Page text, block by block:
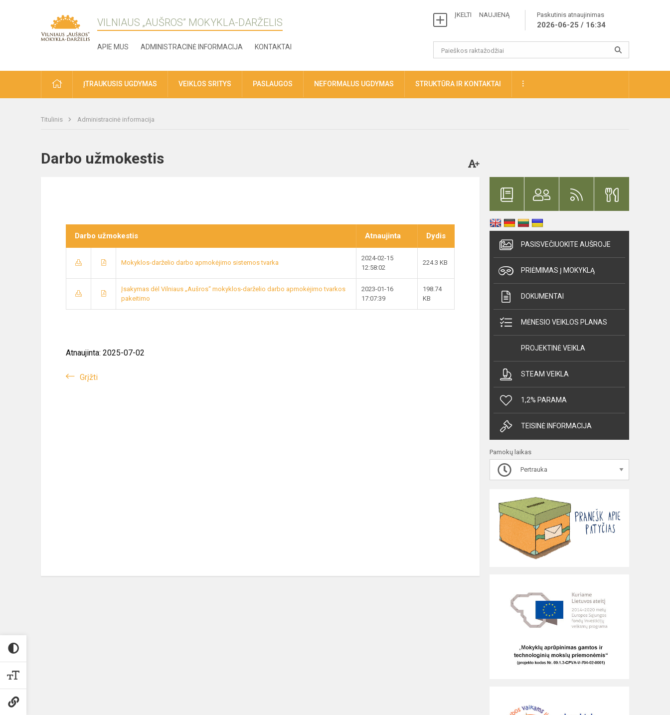
VILNIAUS „AUŠROS” MOKYKLA-DARŽELIS
APIE MUS ADMINISTRACINĖ INFORMACIJA KONTAKTAI
ĮKELTI NAUJIENĄ Paskutinis atnaujinimas
2026-06-25 / 16:34
ĮTRAUKUSIS UGDYMAS VEIKLOS SRITYS PASLAUGOS NEFORMALUS UGDYMAS STRUKTŪRA IR KONTAKTAI
Titulinis Administracinė informacija
Darbo užmokestis
Darbo užmokestis Atnaujinta Dydis
Mokyklos-darželio darbo apmokėjimo sistemos tvarka
2024-02-15
12:58:02
224.3 KB
Įsakymas dėl Vilniaus „Aušros“ mokyklos-darželio darbo apmokėjimo tvarkos
pakeitimo
2023-01-16
17:07:39
198.74
KB
Atnaujinta: 2025-07-02
Grįžti
PASISVEČIUOKITE AUŠROJE
PRIĖMIMAS Į MOKYKLĄ
DOKUMENTAI
MĖNESIO VEIKLOS PLANAS
PROJEKTINĖ VEIKLA
STEAM VEIKLA
1,2% PARAMA
TEISINĖ INFORMACIJA
Pamokų laikas
Pertrauka